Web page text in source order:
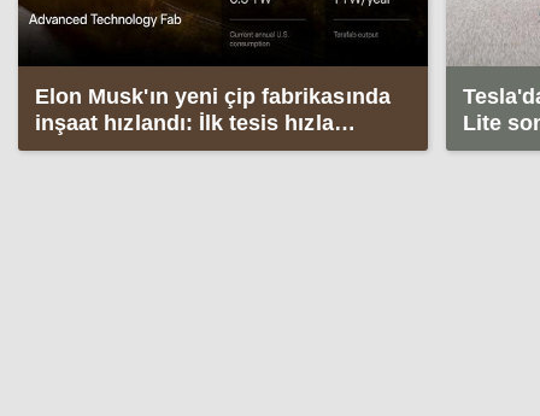
Elon Musk'ın yeni çip fabrikasında
inşaat hızlandı: İlk tesis hızla
yükseliyor
Lite